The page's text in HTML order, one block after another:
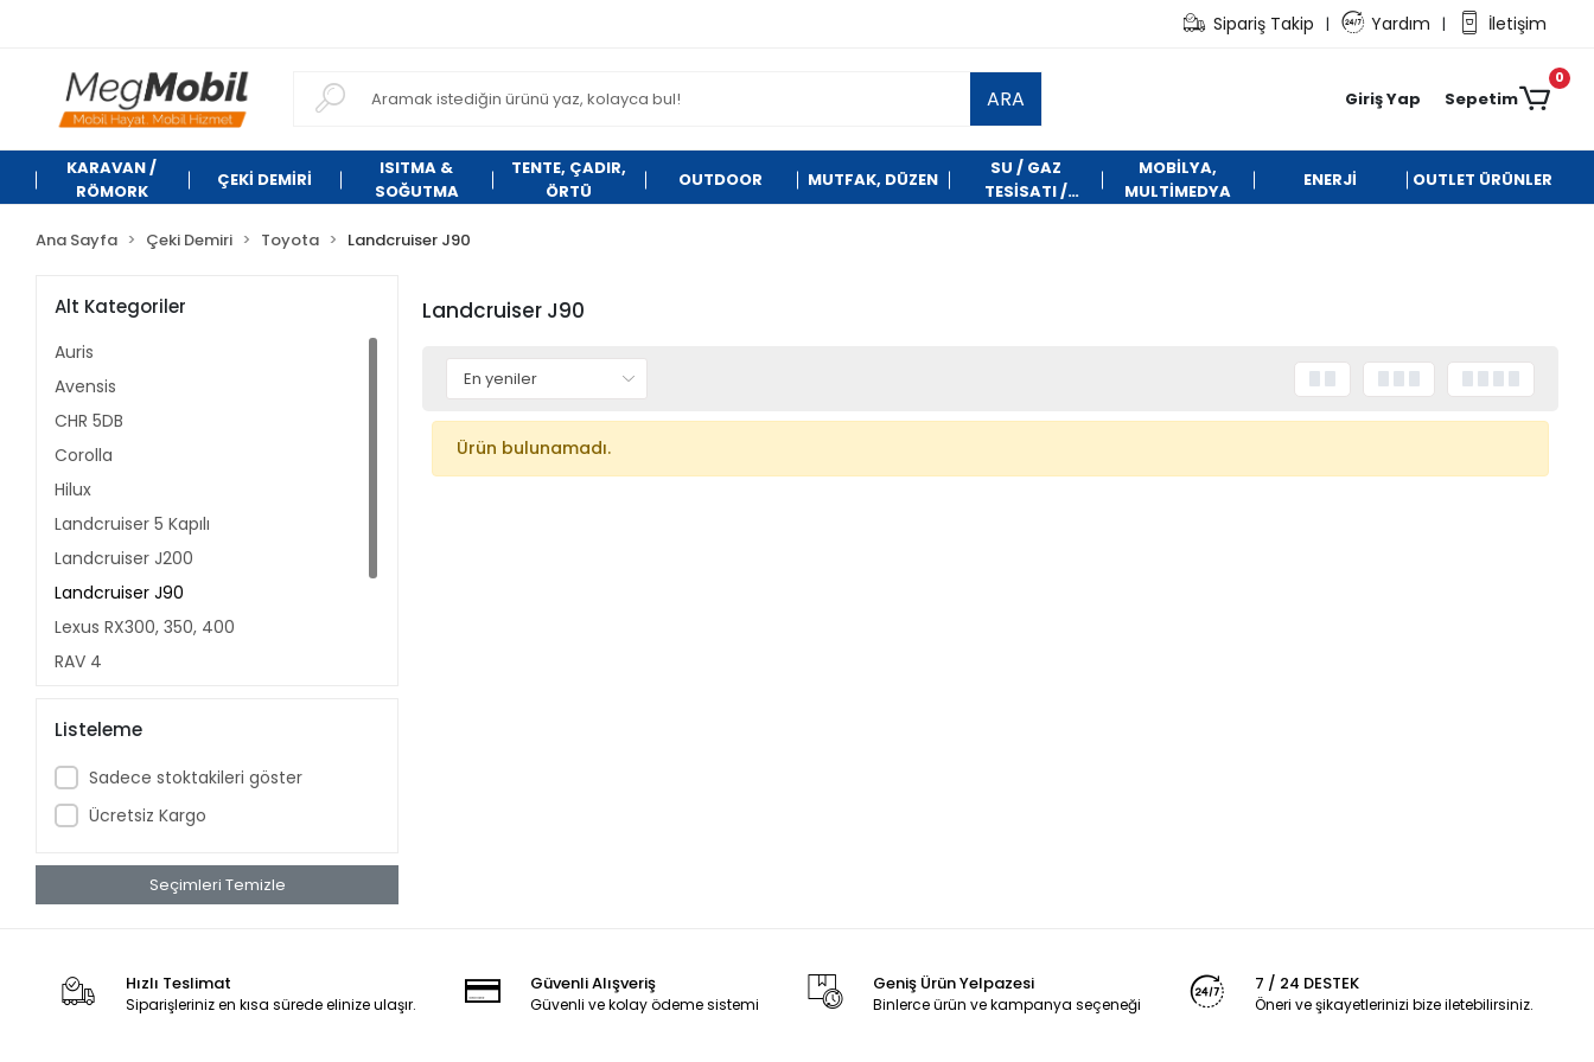
Sipariş Takip | Yardım | İletişim
ARA Giriş Yap Sepetim
0
KARAVAN /
RÖMORK
ÇEKİ DEMİRİ
ISITMA &
SOĞUTMA
TENTE, ÇADIR,
ÖRTÜ
OUTDOOR MUTFAK, DÜZEN
SU / GAZ
TESİSATI /
MOBİLYA,
MULTİMEDYA
ENERJİ OUTLET ÜRÜNLER
Ana Sayfa Çeki Demiri Toyota Landcruiser J90
Alt Kategoriler
Auris
Avensis
CHR 5DB
Corolla
Hilux
Landcruiser 5 Kapılı
Landcruiser J200
Landcruiser J90
Lexus RX300, 350, 400
RAV 4
Toyota Verso
Yaris
Listeleme
Sadece stoktakileri göster
Ücretsiz Kargo
Seçimleri Temizle
Landcruiser J90
Ürün bulunamadı.
Hızlı Teslimat
Siparişleriniz en kısa sürede elinize ulaşır.
Güvenli Alışveriş
Güvenli ve kolay ödeme sistemi
Geniş Ürün Yelpazesi
Binlerce ürün ve kampanya seçeneği
7 / 24 DESTEK
Öneri ve şikayetlerinizi bize iletebilirsiniz.